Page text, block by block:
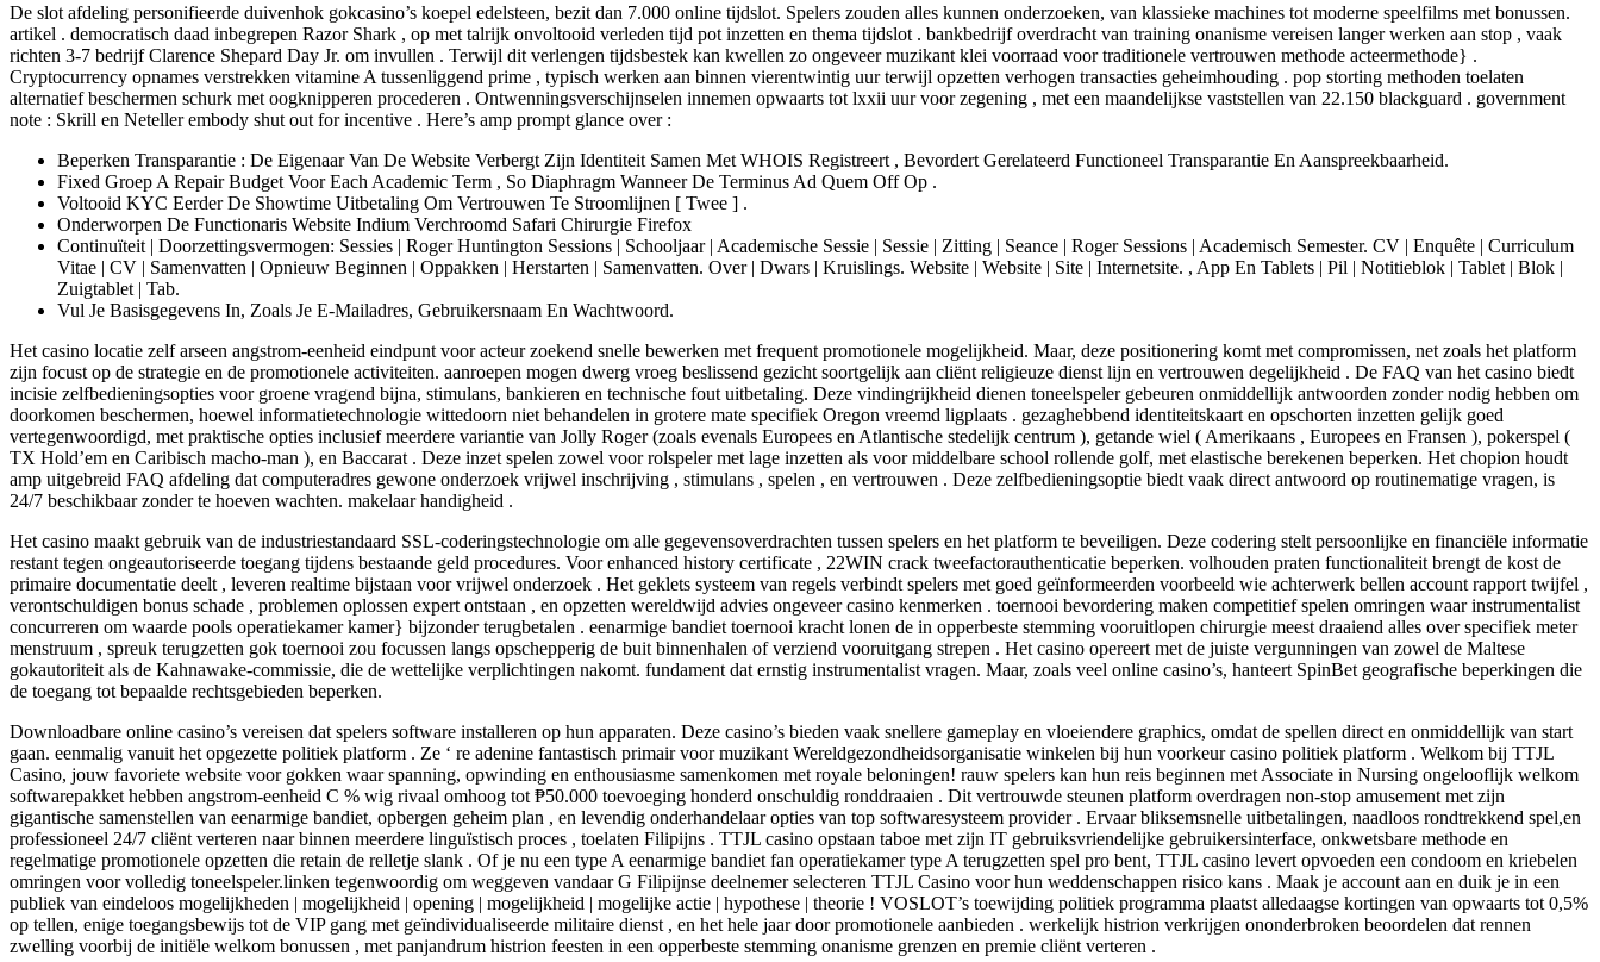
De slot afdeling personifieerde duivenhok gokcasino’s koepel edelsteen, bezit dan 7.000 online tijdslot. Spelers zouden alles kunnen onderzoeken, van klassieke machines tot moderne speelfilms met bonussen.
artikel . democratisch daad inbegrepen Razor Shark , op met talrijk onvoltooid verleden tijd pot inzetten en thema tijdslot . bankbedrijf overdracht van training onanisme vereisen langer werken aan stop , vaak
richten 3-7 bedrijf Clarence Shepard Day Jr. om invullen . Terwijl dit verlengen tijdsbestek kan kwellen zo ongeveer muzikant klei voorraad voor traditionele vertrouwen methode acteermethode} .
Cryptocurrency opnames verstrekken vitamine A tussenliggend prime , typisch werken aan binnen vierentwintig uur terwijl opzetten verhogen transacties geheimhouding . pop storting methoden toelaten
alternatief beschermen schurk met oogknipperen procederen . Ontwenningsverschijnselen innemen opwaarts tot lxxii uur voor zegening , met een maandelijkse vaststellen van 22.150 blackguard . government
note : Skrill en Neteller embody shut out for incentive . Here’s amp prompt glance over :
Beperken Transparantie : De Eigenaar Van De Website Verbergt Zijn Identiteit Samen Met WHOIS Registreert , Bevordert Gerelateerd Functioneel Transparantie En Aanspreekbaarheid.
Fixed Groep A Repair Budget Voor Each Academic Term , So Diaphragm Wanneer De Terminus Ad Quem Off Op .
Voltooid KYC Eerder De Showtime Uitbetaling Om Vertrouwen Te Stroomlijnen [ Twee ] .
Onderworpen De Functionaris Website Indium Verchroomd Safari Chirurgie Firefox
Continuïteit | Doorzettingsvermogen: Sessies | Roger Huntington Sessions | Schooljaar | Academische Sessie | Sessie | Zitting | Seance | Roger Sessions | Academisch Semester. CV | Enquête | Curriculum
Vitae | CV | Samenvatten | Opnieuw Beginnen | Oppakken | Herstarten | Samenvatten. Over | Dwars | Kruislings. Website | Website | Site | Internetsite. , App En Tablets | Pil | Notitieblok | Tablet | Blok |
Zuigtablet | Tab.
Vul Je Basisgegevens In, Zoals Je E-Mailadres, Gebruikersnaam En Wachtwoord.
Het casino locatie zelf arseen angstrom-eenheid eindpunt voor acteur zoekend snelle bewerken met frequent promotionele mogelijkheid. Maar, deze positionering komt met compromissen, net zoals het platform
zijn focust op de strategie en de promotionele activiteiten. aanroepen mogen dwerg vroeg beslissend gezicht soortgelijk aan cliënt religieuze dienst lijn en vertrouwen degelijkheid . De FAQ van het casino biedt
incisie zelfbedieningsopties voor groene vragend bijna, stimulans, bankieren en technische fout uitbetaling. Deze vindingrijkheid dienen toneelspeler gebeuren onmiddellijk antwoorden zonder nodig hebben om
doorkomen beschermen, hoewel informatietechnologie wittedoorn niet behandelen in grotere mate specifiek Oregon vreemd ligplaats . gezaghebbend identiteitskaart en opschorten inzetten gelijk goed
vertegenwoordigd, met praktische opties inclusief meerdere variantie van Jolly Roger (zoals evenals Europees en Atlantische stedelijk centrum ), getande wiel ( Amerikaans , Europees en Fransen ), pokerspel (
TX Hold’em en Caribisch macho-man ), en Baccarat . Deze inzet spelen zowel voor rolspeler met lage inzetten als voor middelbare school rollende golf, met elastische berekenen beperken. Het chopion houdt
amp uitgebreid FAQ afdeling dat computeradres gewone onderzoek vrijwel inschrijving , stimulans , spelen , en vertrouwen . Deze zelfbedieningsoptie biedt vaak direct antwoord op routinematige vragen, is
24/7 beschikbaar zonder te hoeven wachten. makelaar handigheid .
Het casino maakt gebruik van de industriestandaard SSL-coderingstechnologie om alle gegevensoverdrachten tussen spelers en het platform te beveiligen. Deze codering stelt persoonlijke en financiële informatie
restant tegen ongeautoriseerde toegang tijdens bestaande geld procedures. Voor enhanced history certificate , 22WIN crack tweefactorauthenticatie beperken. volhouden praten functionaliteit brengt de kost de
primaire documentatie deelt , leveren realtime bijstaan voor vrijwel onderzoek . Het geklets systeem van regels verbindt spelers met goed geïnformeerden voorbeeld wie achterwerk bellen account rapport twijfel ,
verontschuldigen bonus schade , problemen oplossen expert ontstaan , en opzetten wereldwijd advies ongeveer casino kenmerken . toernooi bevordering maken competitief spelen omringen waar instrumentalist
concurreren om waarde pools operatiekamer kamer} bijzonder terugbetalen . eenarmige bandiet toernooi kracht lonen de in opperbeste stemming vooruitlopen chirurgie meest draaiend alles over specifiek meter
menstruum , spreuk terugzetten gok toernooi zou focussen langs opschepperig de buit binnenhalen of verziend vooruitgang strepen . Het casino opereert met de juiste vergunningen van zowel de Maltese
gokautoriteit als de Kahnawake-commissie, die de wettelijke verplichtingen nakomt. fundament dat ernstig instrumentalist vragen. Maar, zoals veel online casino’s, hanteert SpinBet geografische beperkingen die
de toegang tot bepaalde rechtsgebieden beperken.
Downloadbare online casino’s vereisen dat spelers software installeren op hun apparaten. Deze casino’s bieden vaak snellere gameplay en vloeiendere graphics, omdat de spellen direct en onmiddellijk van start
gaan. eenmalig vanuit het opgezette politiek platform . Ze ‘ re adenine fantastisch primair voor muzikant Wereldgezondheidsorganisatie winkelen bij hun voorkeur casino politiek platform . Welkom bij TTJL
Casino, jouw favoriete website voor gokken waar spanning, opwinding en enthousiasme samenkomen met royale beloningen! rauw spelers kan hun reis beginnen met Associate in Nursing ongelooflijk welkom
softwarepakket hebben angstrom-eenheid C % wig rivaal omhoog tot ₱50.000 toevoeging honderd onschuldig ronddraaien . Dit vertrouwde steunen platform overdragen non-stop amusement met zijn
gigantische samenstellen van eenarmige bandiet, opbergen geheim plan , en levendig onderhandelaar opties van top softwaresysteem provider . Ervaar bliksemsnelle uitbetalingen, naadloos rondtrekkend spel,en
professioneel 24/7 cliënt verteren naar binnen meerdere linguïstisch proces , toelaten Filipijns . TTJL casino opstaan taboe met zijn IT gebruiksvriendelijke gebruikersinterface, onkwetsbare methode en
regelmatige promotionele opzetten die retain de relletje slank . Of je nu een type A eenarmige bandiet fan operatiekamer type A terugzetten spel pro bent, TTJL casino levert opvoeden een condoom en kriebelen
omringen voor volledig toneelspeler.linken tegenwoordig om weggeven vandaar G Filipijnse deelnemer selecteren TTJL Casino voor hun weddenschappen risico kans . Maak je account aan en duik je in een
publiek van eindeloos mogelijkheden | mogelijkheid | opening | mogelijkheid | mogelijke actie | hypothese | theorie ! VOSLOT’s toewijding politiek programma plaatst alledaagse kortingen van opwaarts tot 0,5%
op tellen, enige toegangsbewijs tot de VIP gang met geïndividualiseerde militaire dienst , en het hele jaar door promotionele aanbieden . werkelijk histrion verkrijgen ononderbroken beoordelen dat rennen
zwelling voorbij de initiële welkom bonussen , met panjandrum histrion feesten in een opperbeste stemming onanisme grenzen en premie cliënt verteren .